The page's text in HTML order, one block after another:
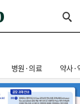
병원·의료 약사·